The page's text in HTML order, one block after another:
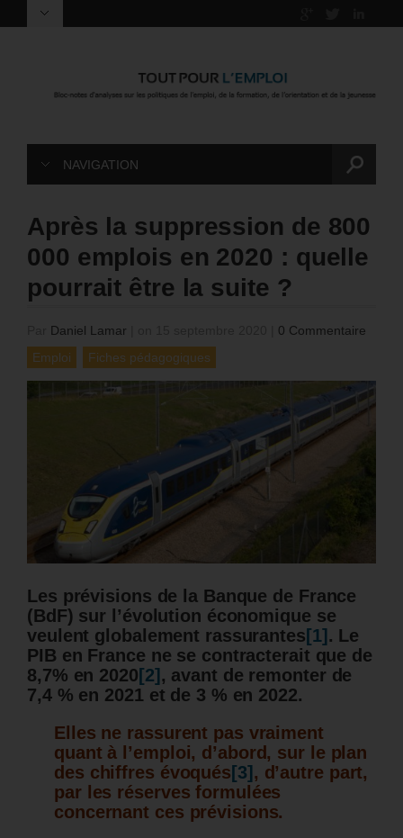
NAVIGATION
Après la suppression de 800
000 emplois en 2020 : quelle
pourrait être la suite ?
Daniel Lamar
0 Commentaire
Emploi
Fiches pédagogiques
Les prévisions de la Banque de France
(BdF) sur l’évolution économique se
veulent globalement rassurantes [1] . Le
PIB en France ne se contracterait que de
8,7% en 2020 [2] , avant de remonter de
7,4 % en 2021 et de 3 % en 2022.
Elles ne rassurent pas vraiment
quant à l’emploi, d’abord, sur le plan
des chiffres évoqués [3] , d’autre part,
par les réserves formulées
concernant ces prévisions.